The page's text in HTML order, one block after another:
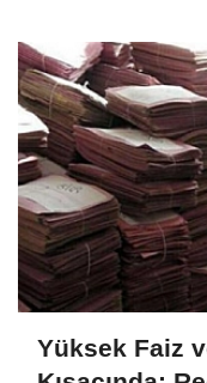
Yüksek Faiz